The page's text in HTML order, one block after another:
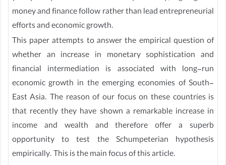
money and finance follow rather than lead entrepreneurial
efforts and economic growth.
This paper attempts to answer the empirical question of
whether an increase in monetary sophistication and
financial intermediation is associated with long-run
economic growth in the emerging economies of South-
East Asia. The reason of our focus on these countries is
that recently they have shown a remarkable increase in
income and wealth and therefore offer a superb
opportunity to test the Schumpeterian hypothesis
empirically. This is the main focus of this article.